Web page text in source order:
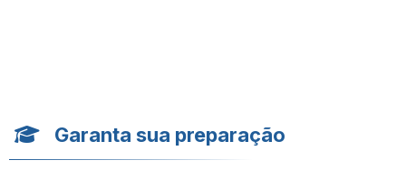
Garanta sua preparação